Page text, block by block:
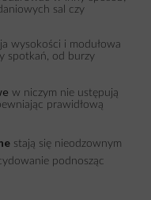
sal czy
wysokości i modułowa
spotkań, od burzy
w niczym nie ustępują
prawidłową
stają się nieodzownym
podnosząc